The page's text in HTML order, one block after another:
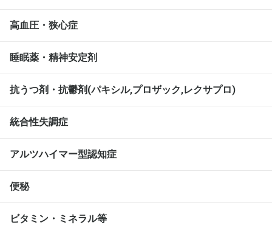
高血圧・狭心症
睡眠薬・精神安定剤
抗うつ剤・抗鬱剤(パキシル,プロザック,レクサプロ)
統合性失調症
アルツハイマー型認知症
便秘
ビタミン・ミネラル等